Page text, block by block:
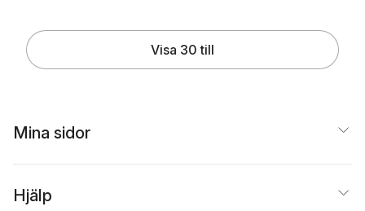
Visa 30 till
Mina sidor
Hjälp